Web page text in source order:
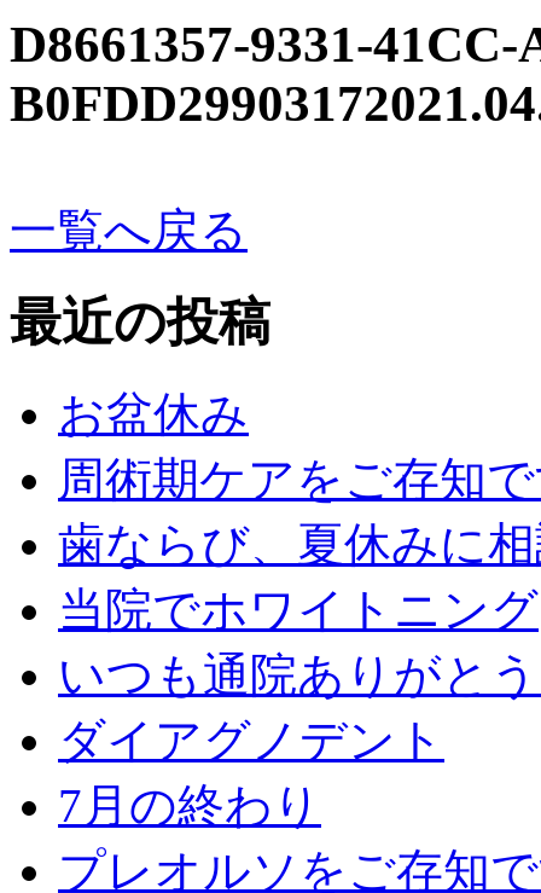
D8661357-9331-41CC-
B0FDD2990317
一覧へ戻る
最近の投稿
お盆休み
周術期ケアをご存知
歯ならび、夏休みに
当院でホワイトニング
いつも通院ありがと
ダイアグノデント
7月の終わり
プレオルソをご存知